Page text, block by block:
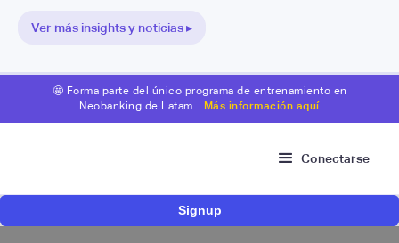
Ver más insights y noticias ▸
🤩 Forma parte del único programa de entrenamiento en
Neobanking de Latam.
Más información aquí
Conectarse
Signup